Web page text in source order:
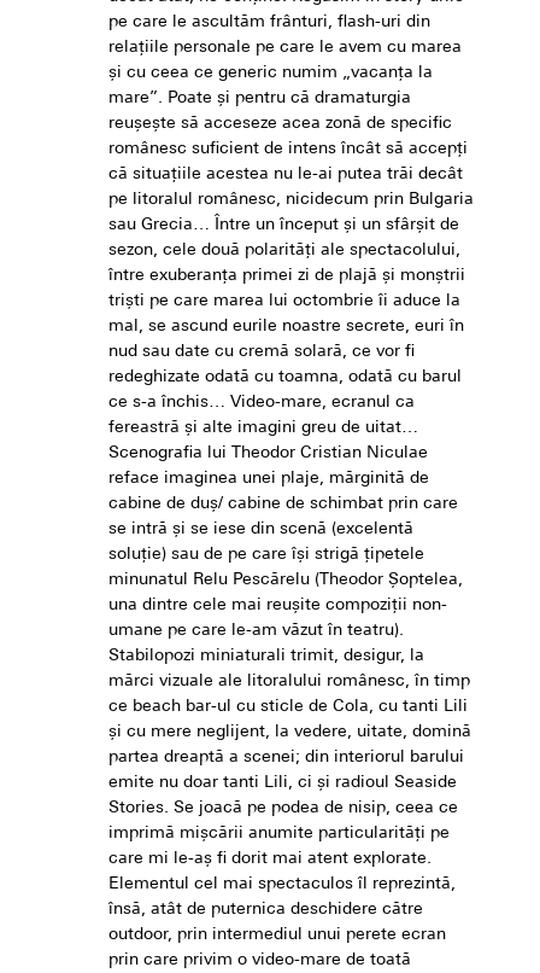
pe care le ascultăm frânturi, flash-uri din
relațiile personale pe care le avem cu marea
și cu ceea ce generic numim „vacanța la
mare”. Poate și pentru că dramaturgia
reușește să acceseze acea zonă de specific
românesc suficient de intens încât să accepți
că situațiile acestea nu le-ai putea trăi decât
pe litoralul românesc, nicidecum prin Bulgaria
sau Grecia… Între un început și un sfârșit de
sezon, cele două polarități ale spectacolului,
între exuberanța primei zi de plajă și monștrii
triști pe care marea lui octombrie îi aduce la
mal, se ascund eurile noastre secrete, euri în
nud sau date cu cremă solară, ce vor fi
redeghizate odată cu toamna, odată cu barul
ce s-a închis… Video-mare, ecranul ca
fereastră și alte imagini greu de uitat…
Scenografia lui Theodor Cristian Niculae
reface imaginea unei plaje, mărginită de
cabine de duș/ cabine de schimbat prin care
se intră și se iese din scenă (excelentă
soluție) sau de pe care își strigă țipetele
minunatul Relu Pescărelu (Theodor Șoptelea,
una dintre cele mai reușite compoziții non-
umane pe care le-am văzut în teatru).
Stabilopozi miniaturali trimit, desigur, la
mărci vizuale ale litoralului românesc, în timp
ce beach bar-ul cu sticle de Cola, cu tanti Lili
și cu mere neglijent, la vedere, uitate, domină
partea dreaptă a scenei; din interiorul barului
emite nu doar tanti Lili, ci și radioul Seaside
Stories. Se joacă pe podea de nisip, ceea ce
imprimă mișcării anumite particularități pe
care mi le-aș fi dorit mai atent explorate.
Elementul cel mai spectaculos îl reprezintă,
însă, atât de puternica deschidere către
outdoor, prin intermediul unui perete ecran
prin care privim o video-mare de toată